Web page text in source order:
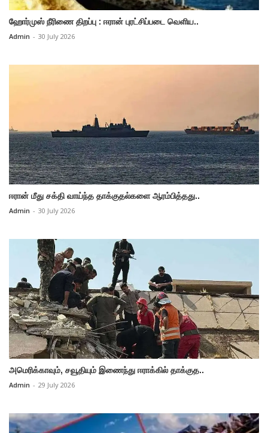
ஹோர்முஸ் நீரிணை திறப்பு : ஈரான் புரட்சிப்படை வெளிய..
Admin - 30 July 2026
ஈரான் மீது சக்தி வாய்ந்த தாக்குதல்களை ஆரம்பித்தது..
Admin - 30 July 2026
அமெரிக்காவும், சவூதியும் இணைந்து ஈராக்கில் தாக்குத..
Admin - 29 July 2026